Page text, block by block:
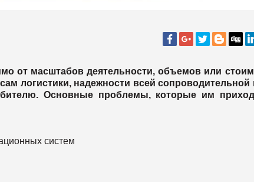
от масштабов деятельности, объемов или
логистики, надежности всей сопроводительной
Основные проблемы, которые им
систем